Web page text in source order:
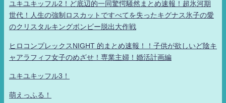
ユキユキッフル2！ど底辺的一同驚愕騒然まとめ速報！超氷河期
世代！人生の強制ロスカットですべてを失ったキグナス氷子の愛
のクリスタルキングボンビー脱出大作戦
ヒロコンプレックスNIGHT 的まとめ速報！！子供が欲しいど陰キ
ャアラフィフ女子のめざせ！専業主婦！婚活計画編
ユキユキッフル3！
萌えっふる！